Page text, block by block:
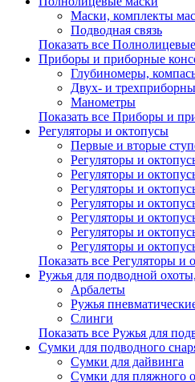
Маски, комплекты
Подводная связь
Показать все
Приборы и приборные
Глубиномеры,
Двух- и
Манометры
Показать все Приборы и
Регуляторы и октопусы
Первые и вторые
Регуляторы и
Регуляторы и
Регуляторы и
Регуляторы и
Регуляторы и
Регуляторы и
Регуляторы и
Показать все Регуляторы и
Ружья для подводной
Арбалеты
Ружья
Слинги
Показать все Ружья для
Сумки для подводного
Сумки для дайвинга
Сумки для пляжного